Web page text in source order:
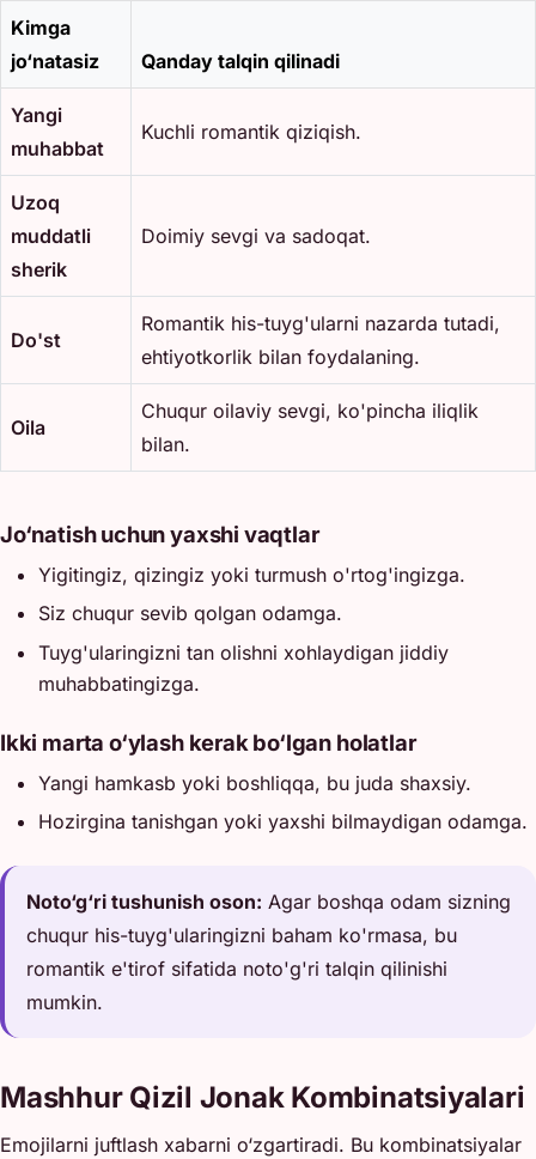
Kimga
jo‘natasiz
Qanday talqin qilinadi
Yangi
muhabbat
Kuchli romantik qiziqish.
Uzoq
muddatli
sherik
Doimiy sevgi va sadoqat.
Do'st
Romantik his-tuyg'ularni nazarda tutadi,
ehtiyotkorlik bilan foydalaning.
Oila
Chuqur oilaviy sevgi, ko'pincha iliqlik
bilan.
Jo‘natish uchun yaxshi vaqtlar
Yigitingiz, qizingiz yoki turmush o'rtog'ingizga.
Siz chuqur sevib qolgan odamga.
Tuyg'ularingizni tan olishni xohlaydigan jiddiy
muhabbatingizga.
Ikki marta o‘ylash kerak bo‘lgan holatlar
Yangi hamkasb yoki boshliqqa, bu juda shaxsiy.
Hozirgina tanishgan yoki yaxshi bilmaydigan odamga.
Noto‘g‘ri tushunish oson: Agar boshqa odam sizning
chuqur his-tuyg'ularingizni baham ko'rmasa, bu
romantik e'tirof sifatida noto'g'ri talqin qilinishi
mumkin.
Mashhur Qizil Jonak Kombinatsiyalari
Emojilarni juftlash xabarni o‘zgartiradi. Bu kombinatsiyalar